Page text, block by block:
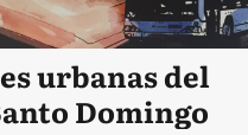
urbanas del
Domingo